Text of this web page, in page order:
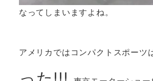
なってしまいますよね。
アメリカではコンパクトスポー